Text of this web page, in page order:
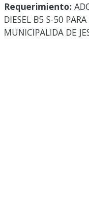
Requerimiento:
DIESEL B5 S-50
MUNICIPALIDA DE